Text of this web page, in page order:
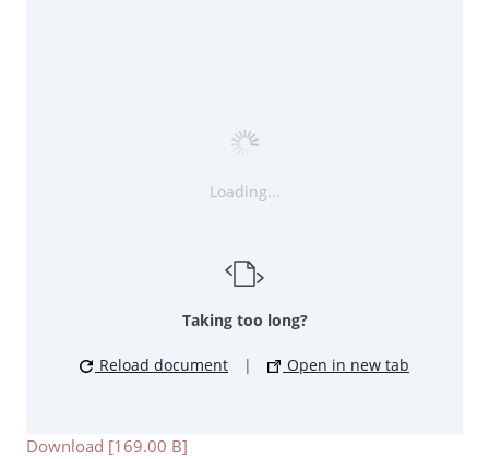
Loading...
Taking too long?
Reload document | Open in new tab
Download [169.00 B]